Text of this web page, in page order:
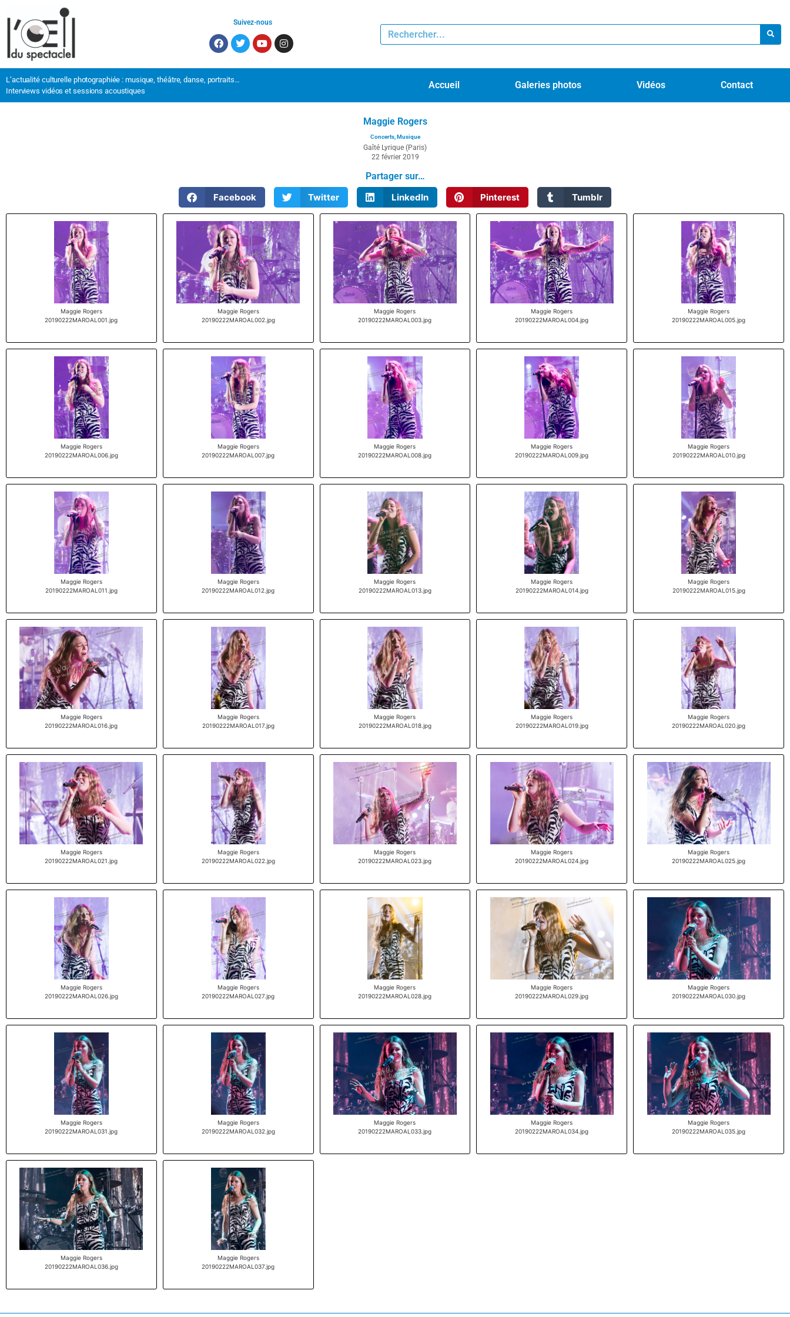
Suivez-nous
L’actualité culturelle photographiée : musique, théâtre, danse, portraits…
Interviews vidéos et sessions acoustiques
Accueil Galeries photos Vidéos Contact
Maggie Rogers
Concerts, Musique
Gaîté Lyrique (Paris)
22 février 2019
Partager sur…
Facebook
Twitter LinkedIn Pinterest Tumblr
Maggie Rogers
20190222MAROAL001.jpg
Maggie Rogers
20190222MAROAL002.jpg
Maggie Rogers
20190222MAROAL003.jpg
Maggie Rogers
20190222MAROAL004.jpg
Maggie Rogers
20190222MAROAL005.jpg
Maggie Rogers
20190222MAROAL006.jpg
Maggie Rogers
20190222MAROAL007.jpg
Maggie Rogers
20190222MAROAL008.jpg
Maggie Rogers
20190222MAROAL009.jpg
Maggie Rogers
20190222MAROAL010.jpg
Maggie Rogers
20190222MAROAL011.jpg
Maggie Rogers
20190222MAROAL012.jpg
Maggie Rogers
20190222MAROAL013.jpg
Maggie Rogers
20190222MAROAL014.jpg
Maggie Rogers
20190222MAROAL015.jpg
Maggie Rogers
20190222MAROAL016.jpg
Maggie Rogers
20190222MAROAL017.jpg
Maggie Rogers
20190222MAROAL018.jpg
Maggie Rogers
20190222MAROAL019.jpg
Maggie Rogers
20190222MAROAL020.jpg
Maggie Rogers
20190222MAROAL021.jpg
Maggie Rogers
20190222MAROAL022.jpg
Maggie Rogers
20190222MAROAL023.jpg
Maggie Rogers
20190222MAROAL024.jpg
Maggie Rogers
20190222MAROAL025.jpg
Maggie Rogers
20190222MAROAL026.jpg
Maggie Rogers
20190222MAROAL027.jpg
Maggie Rogers
20190222MAROAL028.jpg
Maggie Rogers
20190222MAROAL029.jpg
Maggie Rogers
20190222MAROAL030.jpg
Maggie Rogers
20190222MAROAL031.jpg
Maggie Rogers
20190222MAROAL032.jpg
Maggie Rogers
20190222MAROAL033.jpg
Maggie Rogers
20190222MAROAL034.jpg
Maggie Rogers
20190222MAROAL035.jpg
Maggie Rogers
20190222MAROAL036.jpg
Maggie Rogers
20190222MAROAL037.jpg